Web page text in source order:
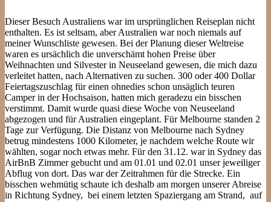
Dieser Besuch Australiens war im ursprünglichen Reiseplan nicht
enthalten. Es ist seltsam, aber Australien war noch niemals auf
meiner Wunschliste gewesen. Bei der Planung dieser Weltreise
waren es ursächlich die unverschämt hohen Preise über
Weihnachten und Silvester in Neuseeland gewesen, die mich dazu
verleitet hatten, nach Alternativen zu suchen. 300 oder 400 Dollar
Feiertagszuschlag für einen ohnedies schon unsäglich teuren
Camper in der Hochsaison, hatten mich geradezu ein bisschen
verstimmt. Damit wurde quasi diese Woche von Neuseeland
abgezogen und für Australien eingeplant. Für Melbourne standen 2
Tage zur Verfügung. Die Distanz von Melbourne nach Sydney
betrug mindestens 1000 Kilometer, je nachdem welche Route wir
wählten, sogar noch etwas mehr. Für den 31.12. war in Sydney das
AirBnB Zimmer gebucht und am 01.01 und 02.01 unser jeweiliger
Abflug von dort. Das war der Zeitrahmen für die Strecke. Ein
bisschen wehmütig schaute ich deshalb am morgen unserer Abreise
in Richtung Sydney, bei einem letzten Spaziergang am Strand, auf